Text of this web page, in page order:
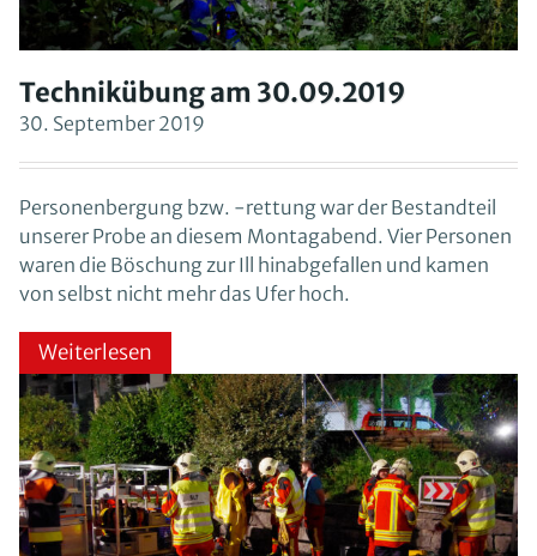
Technikübung am 30.09.2019
30. September 2019
Personenbergung bzw. -rettung war der Bestandteil
unserer Probe an diesem Montagabend. Vier Personen
waren die Böschung zur Ill hinabgefallen und kamen
von selbst nicht mehr das Ufer hoch.
Weiterlesen